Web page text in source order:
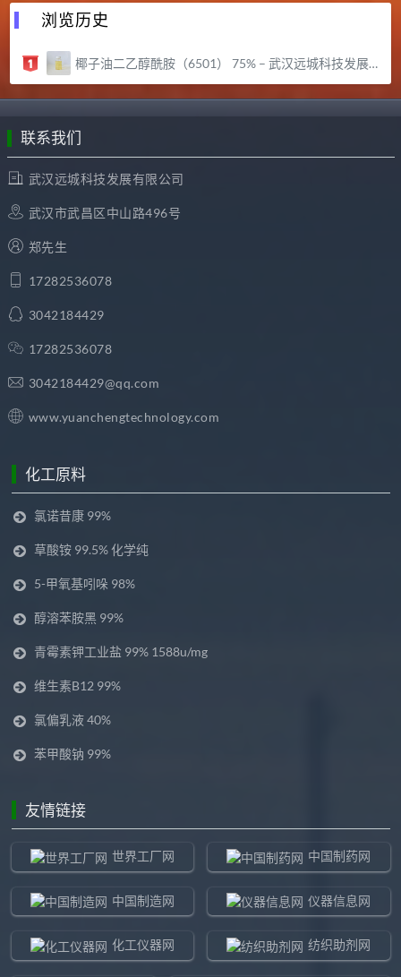
浏览历史
椰子油二乙醇酰胺（6501） 75% – 武汉远城科技发展有限公司
联系我们
武汉远城科技发展有限公司
武汉市武昌区中山路496号
郑先生
17282536078
3042184429
17282536078
3042184429@qq.com
www.yuanchengtechnology.com
化工原料
氯诺昔康 99%
草酸铵 99.5% 化学纯
5-甲氧基吲哚 98%
醇溶苯胺黑 99%
青霉素钾工业盐 99% 1588u/mg
维生素B12 99%
氯偏乳液 40%
苯甲酸钠 99%
友情链接
世界工厂网 中国制药网
中国制造网 仪器信息网
化工仪器网 纺织助剂网